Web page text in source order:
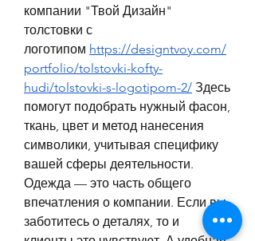
компании "Твой Дизайн"
толстовки с
логотипом https://designtvoy.com/
portfolio/tolstovki-kofty-
hudi/tolstovki-s-logotipom-2/ Здесь
помогут подобрать нужный фасон,
ткань, цвет и метод нанесения
символики, учитывая специфику
вашей сферы деятельности.
Одежда — это часть общего
впечатления о компании. Если вы
заботитесь о деталях, то и